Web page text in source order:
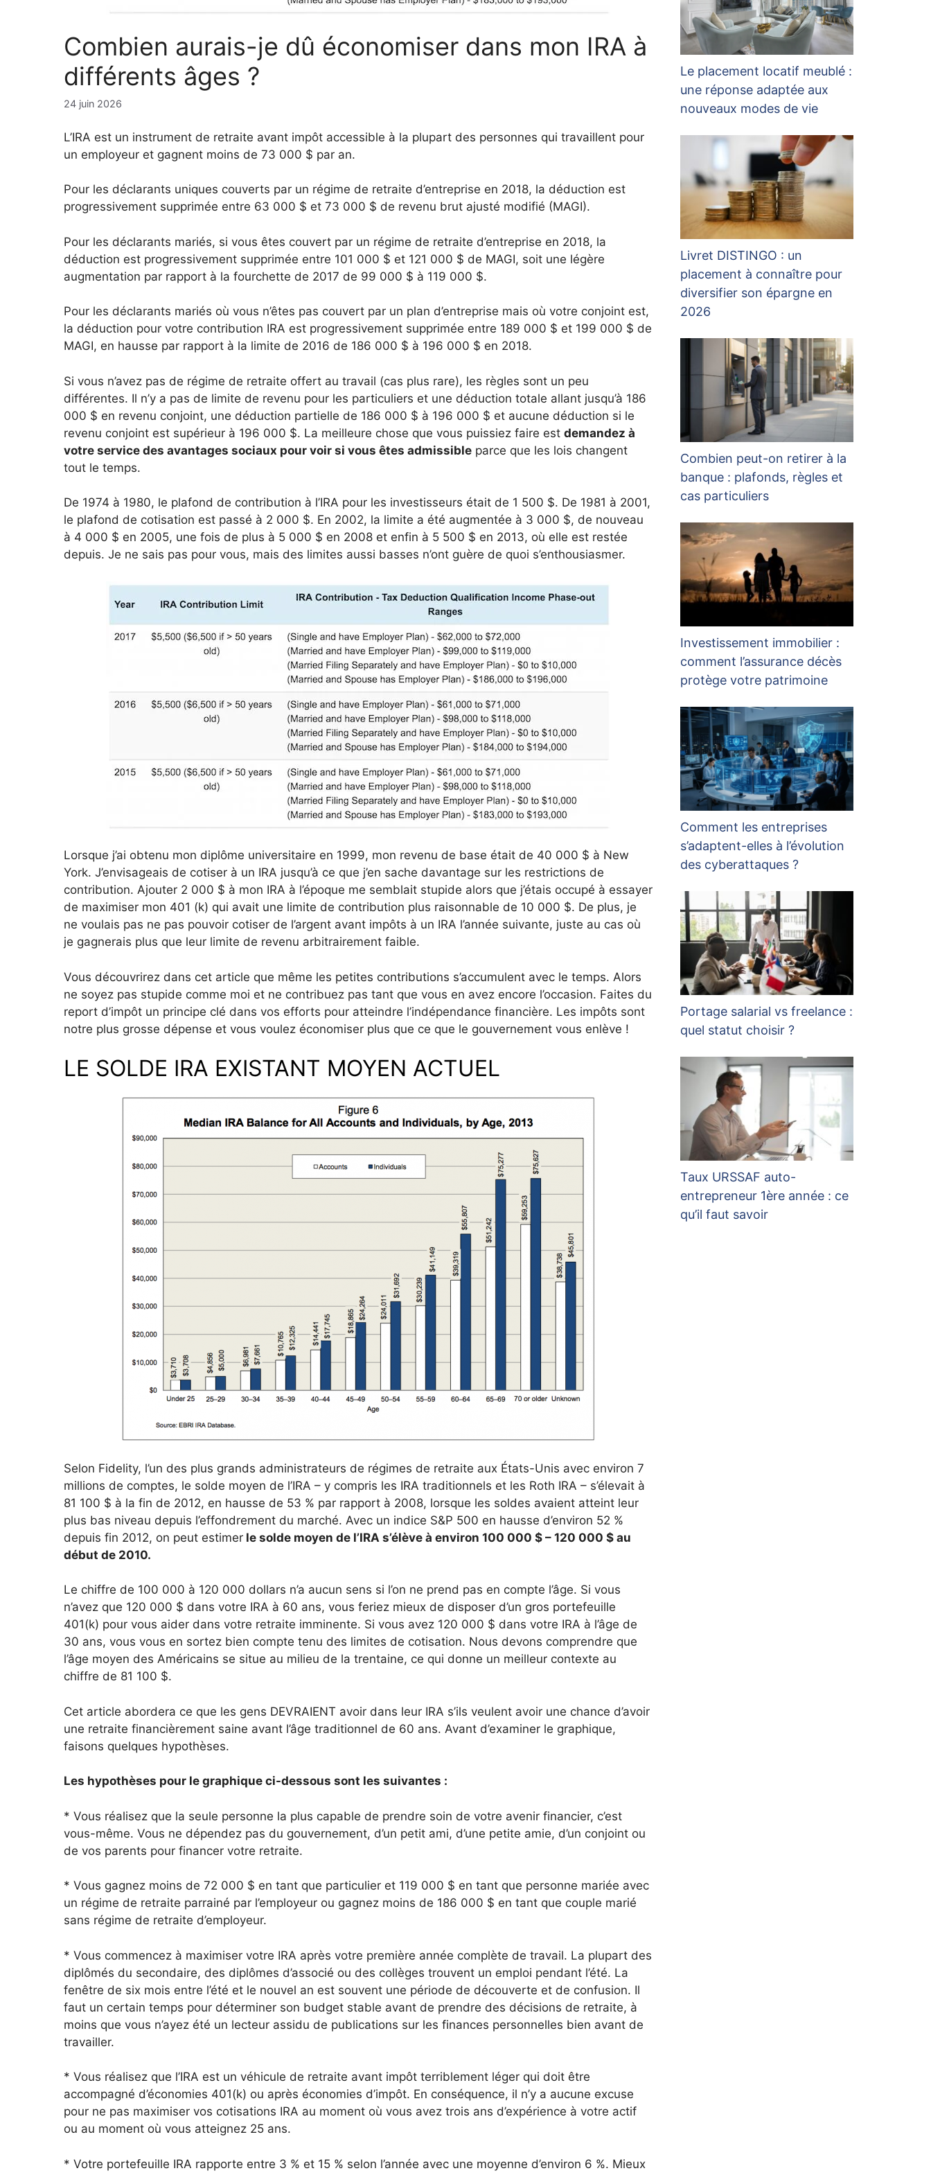
Combien aurais-je dû économiser dans mon IRA à
différents âges ?
24 juin 2026
L’IRA est un instrument de retraite avant impôt accessible à la plupart des personnes qui travaillent pour
un employeur et gagnent moins de 73 000 $ par an.
Pour les déclarants uniques couverts par un régime de retraite d’entreprise en 2018, la déduction est
progressivement supprimée entre 63 000 $ et 73 000 $ de revenu brut ajusté modifié (MAGI).
Pour les déclarants mariés, si vous êtes couvert par un régime de retraite d’entreprise en 2018, la
déduction est progressivement supprimée entre 101 000 $ et 121 000 $ de MAGI, soit une légère
augmentation par rapport à la fourchette de 2017 de 99 000 $ à 119 000 $.
Pour les déclarants mariés où vous n’êtes pas couvert par un plan d’entreprise mais où votre conjoint est,
la déduction pour votre contribution IRA est progressivement supprimée entre 189 000 $ et 199 000 $ de
MAGI, en hausse par rapport à la limite de 2016 de 186 000 $ à 196 000 $ en 2018.
Si vous n’avez pas de régime de retraite offert au travail (cas plus rare), les règles sont un peu
différentes. Il n’y a pas de limite de revenu pour les particuliers et une déduction totale allant jusqu’à 186
000 $ en revenu conjoint, une déduction partielle de 186 000 $ à 196 000 $ et aucune déduction si le
revenu conjoint est supérieur à 196 000 $. La meilleure chose que vous puissiez faire est demandez à
votre service des avantages sociaux pour voir si vous êtes admissible parce que les lois changent
tout le temps.
De 1974 à 1980, le plafond de contribution à l’IRA pour les investisseurs était de 1 500 $. De 1981 à 2001,
le plafond de cotisation est passé à 2 000 $. En 2002, la limite a été augmentée à 3 000 $, de nouveau
à 4 000 $ en 2005, une fois de plus à 5 000 $ en 2008 et enfin à 5 500 $ en 2013, où elle est restée
depuis. Je ne sais pas pour vous, mais des limites aussi basses n’ont guère de quoi s’enthousiasmer.
Lorsque j’ai obtenu mon diplôme universitaire en 1999, mon revenu de base était de 40 000 $ à New
York. J’envisageais de cotiser à un IRA jusqu’à ce que j’en sache davantage sur les restrictions de
contribution. Ajouter 2 000 $ à mon IRA à l’époque me semblait stupide alors que j’étais occupé à essayer
de maximiser mon 401 (k) qui avait une limite de contribution plus raisonnable de 10 000 $. De plus, je
ne voulais pas ne pas pouvoir cotiser de l’argent avant impôts à un IRA l’année suivante, juste au cas où
je gagnerais plus que leur limite de revenu arbitrairement faible.
Vous découvrirez dans cet article que même les petites contributions s’accumulent avec le temps. Alors
ne soyez pas stupide comme moi et ne contribuez pas tant que vous en avez encore l’occasion. Faites du
report d’impôt un principe clé dans vos efforts pour atteindre l’indépendance financière. Les impôts sont
notre plus grosse dépense et vous voulez économiser plus que ce que le gouvernement vous enlève !
LE SOLDE IRA EXISTANT MOYEN ACTUEL
Selon Fidelity, l’un des plus grands administrateurs de régimes de retraite aux États-Unis avec environ 7
millions de comptes, le solde moyen de l’IRA – y compris les IRA traditionnels et les Roth IRA – s’élevait à
81 100 $ à la fin de 2012, en hausse de 53 % par rapport à 2008, lorsque les soldes avaient atteint leur
plus bas niveau depuis l’effondrement du marché. Avec un indice S&P 500 en hausse d’environ 52 %
depuis fin 2012, on peut estimer le solde moyen de l’IRA s’élève à environ 100 000 $ – 120 000 $ au
début de 2010.
Le chiffre de 100 000 à 120 000 dollars n’a aucun sens si l’on ne prend pas en compte l’âge. Si vous
n’avez que 120 000 $ dans votre IRA à 60 ans, vous feriez mieux de disposer d’un gros portefeuille
401(k) pour vous aider dans votre retraite imminente. Si vous avez 120 000 $ dans votre IRA à l’âge de
30 ans, vous vous en sortez bien compte tenu des limites de cotisation. Nous devons comprendre que
l’âge moyen des Américains se situe au milieu de la trentaine, ce qui donne un meilleur contexte au
chiffre de 81 100 $.
Cet article abordera ce que les gens DEVRAIENT avoir dans leur IRA s’ils veulent avoir une chance d’avoir
une retraite financièrement saine avant l’âge traditionnel de 60 ans. Avant d’examiner le graphique,
faisons quelques hypothèses.
Les hypothèses pour le graphique ci-dessous sont les suivantes :
* Vous réalisez que la seule personne la plus capable de prendre soin de votre avenir financier, c’est
vous-même. Vous ne dépendez pas du gouvernement, d’un petit ami, d’une petite amie, d’un conjoint ou
de vos parents pour financer votre retraite.
* Vous gagnez moins de 72 000 $ en tant que particulier et 119 000 $ en tant que personne mariée avec
un régime de retraite parrainé par l’employeur ou gagnez moins de 186 000 $ en tant que couple marié
sans régime de retraite d’employeur.
* Vous commencez à maximiser votre IRA après votre première année complète de travail. La plupart des
diplômés du secondaire, des diplômes d’associé ou des collèges trouvent un emploi pendant l’été. La
fenêtre de six mois entre l’été et le nouvel an est souvent une période de découverte et de confusion. Il
faut un certain temps pour déterminer son budget stable avant de prendre des décisions de retraite, à
moins que vous n’ayez été un lecteur assidu de publications sur les finances personnelles bien avant de
travailler.
* Vous réalisez que l’IRA est un véhicule de retraite avant impôt terriblement léger qui doit être
accompagné d’économies 401(k) ou après économies d’impôt. En conséquence, il n’y a aucune excuse
pour ne pas maximiser vos cotisations IRA au moment où vous avez trois ans d’expérience à votre actif
ou au moment où vous atteignez 25 ans.
* Votre portefeuille IRA rapporte entre 3 % et 15 % selon l’année avec une moyenne d’environ 6 %. Mieux
Le placement locatif meublé :
une réponse adaptée aux
nouveaux modes de vie
Livret DISTINGO : un
placement à connaître pour
diversifier son épargne en
2026
Combien peut-on retirer à la
banque : plafonds, règles et
cas particuliers
Investissement immobilier :
comment l’assurance décès
protège votre patrimoine
Comment les entreprises
s’adaptent-elles à l’évolution
des cyberattaques ?
Portage salarial vs freelance :
quel statut choisir ?
Taux URSSAF auto-
entrepreneur 1ère année : ce
qu’il faut savoir